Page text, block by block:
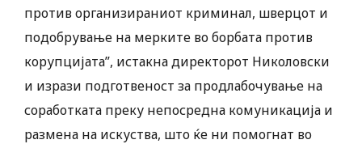
против организираниот криминал, шверцот и
подобрување на мерките во борбата против
корупцијата”, истакна директорот Николовски
и изрази подготвеност за продлабочување на
соработката преку непосредна комуникација и
размена на искуства, што ќе ни помогнат во